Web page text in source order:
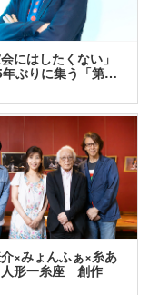
会にはしたくない」
ぶりに集う「第…
×みょんふぁ×糸あ
人形一糸座 創作